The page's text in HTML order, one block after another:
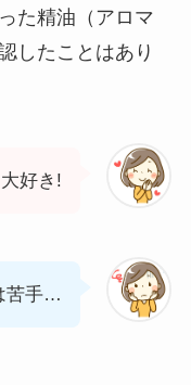
た精油（アロマ
したことはあり
好き!
苦手…